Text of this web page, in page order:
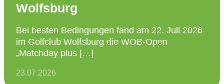
Wolfsburg
Bei besten Bedin­gungen fand am 22. Juli 2026
im Golfclub Wolfsburg die WOB-Open
„Matchday plus […]
23.07.2026